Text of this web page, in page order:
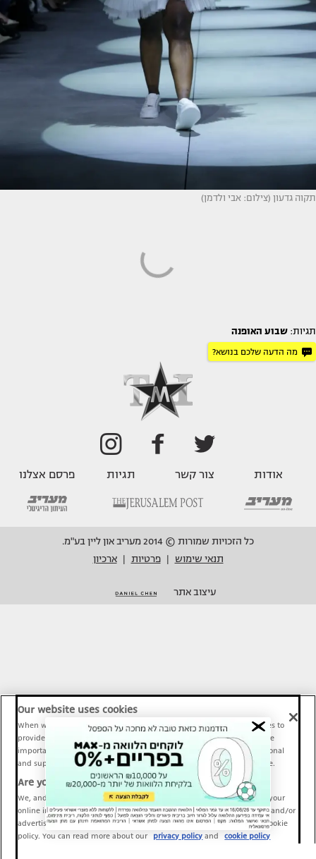
תקוה גדעון (צילום: אבי ולדמן)
תגיות: שבוע האופנה
מה הדעה שלכם בנושא?
אודות צור קשר תגיות פרסם אצלנו
כל הזכויות שמורות © 2014 מעריב און ליין בע"מ.
תנאי שימוש
פרטיות ארכיון
עיצוב אתר
Our website uses cookies
When we provide Maariv, TMI and Sport1 content online, we use cookies to
provide social media features and to analyze our traffic. These tools are
important and necessary for our website functionality. Others are optional
and support Maariv, TMI and Sport1 activity and your online experience.
Are you happy to accept cookies?
We, and our partners, use information about your use of our site and your
online interactions to improve our services and to personalize content and/or
advertising for you. You can read more about our privacy policy and cookie
policy. You can read more about our
privacy policy and cookie policy